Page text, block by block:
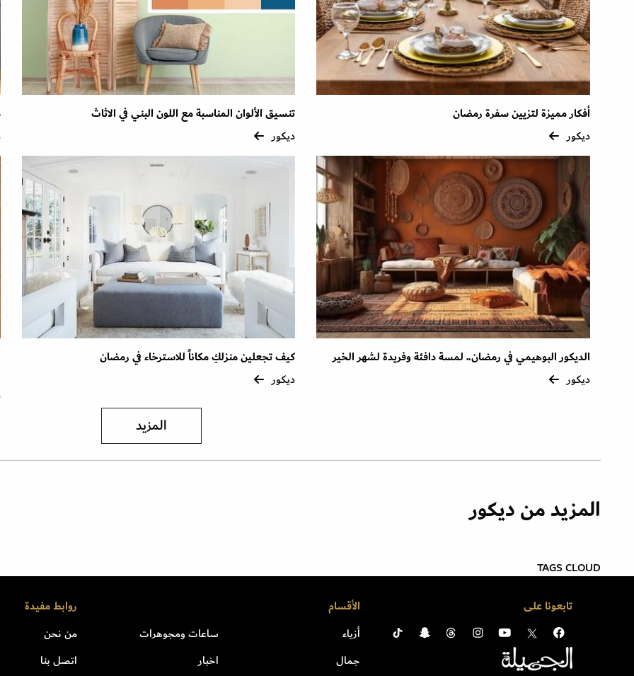
أفكار مميزة لتزيين سفرة رمضان
ديكور
تنسيق الألوان المناسبة مع اللون البني في الاثاث
ديكور
الديكور البوهيمي في رمضان.. لمسة دافئة وفريدة لشهر الخير
ديكور
كيف تجعلين منزلكِ مكاناً للاسترخاء في رمضان
ديكور
المزيد
المزيد من ديكور
TAGS CLOUD
تابعونا على الأقسام
أزياء
جمال
ساعات ومجوهرات
اخبار
روابط مفيدة
من نحن
اتصل بنا